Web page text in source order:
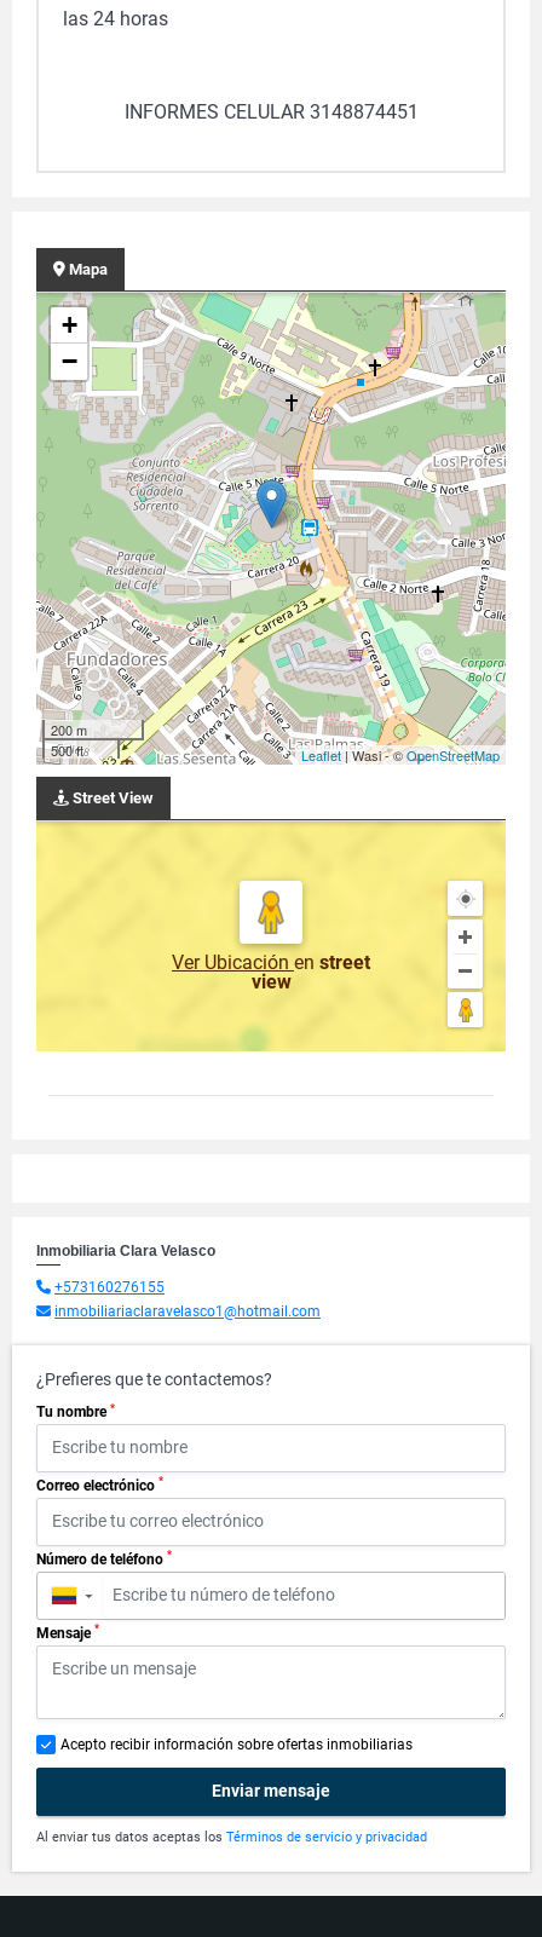
las 24 horas
INFORMES CELULAR 3148874451
Mapa
+
−
200 m
500 ft
Leaflet| Wasi - ©OpenStreetMap
Street View
Ver Ubicación en street
view
Inmobiliaria Clara Velasco
+573160276155
inmobiliariaclaravelasco1@hotmail.com
¿Prefieres que te contactemos?
Tu nombre *
Correo electrónico *
Número de teléfono *
▼
Mensaje *
Acepto recibir información sobre ofertas inmobiliarias
Enviar mensaje
Al enviar tus datos aceptas los Términos de servicio y privacidad